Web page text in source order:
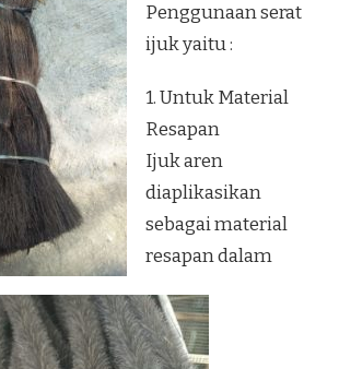
Penggunaan serat
ijuk yaitu :
1. Untuk Material
Resapan
Ijuk aren
diaplikasikan
sebagai material
resapan dalam